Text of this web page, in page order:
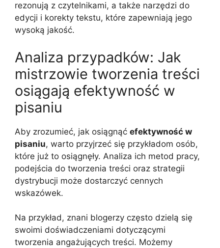
rezonują z czytelnikami, a także narzędzi do
edycji i korekty tekstu, które zapewniają jego
wysoką jakość.
Analiza przypadków: Jak
mistrzowie tworzenia treści
osiągają efektywność w
pisaniu
Aby zrozumieć, jak osiągnąć efektywność w
pisaniu, warto przyjrzeć się przykładom osób,
które już to osiągnęły. Analiza ich metod pracy,
podejścia do tworzenia treści oraz strategii
dystrybucji może dostarczyć cennych
wskazówek.
Na przykład, znani blogerzy często dzielą się
swoimi doświadczeniami dotyczącymi
tworzenia angażujących treści. Możemy